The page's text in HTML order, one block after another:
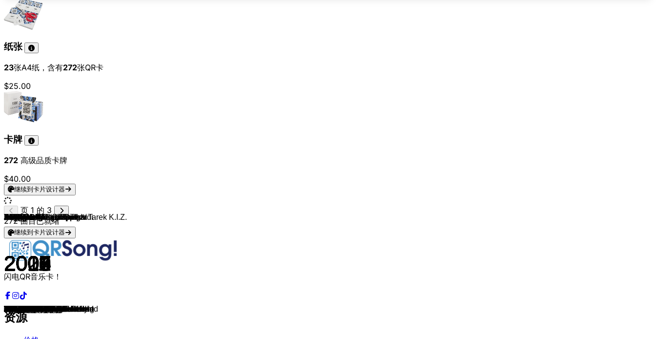
纸张
23张A4纸，含有272张QR卡
$25.00
卡牌
272 高级品质卡牌
$40.00
继续到卡片设计器
SSIO
2015
Nullkommaneun
SSIO
2016
Halb Mensch, halb Nase
SSIO
2013
Der Kanalreiniger
Kay One, Pietro Lombardi
2017
Senorita
Bushido, Sido & B-Tight
2003
Aggro Teil 2
Shindy
2016
ROLI
Kollegah
2005
Showtime
Kollegah
2007
Kuck auf die Goldkette
Kollegah
2005
Angeberprollrap Freestyle
Kollegah
2011
Jetlag
Kollegah
2011
Business Paris
Kollegah
2011
Kobrakopf
Kollegah
2011
Flex, Sluts, Rock'n Roll
Kollegah
2011
Bossaura
Kollegah
2013
Steroid Rap
Kollegah ft. Slick One & Tarek K.I.Z.
2007
Ein Junge weint hier nicht
Kollegah
2010
Discospeed
Kollegah
2011
44er Bizeps
Kollegah
2010
Bosshafte Weihnachten
Kollegah
2009
Angeberprollrap 2
Kollegah
2006
Boss der Bosse
Kollegah
2006
Rauch
Kollegah
2017
Rap wieder Rap
Farid Bang
2012
Irgendwann
Farid Bang
2012
Ich bin drauf
Farid Bang
2010
Es ist soweit
Farid Bang
2010
Gangsta Musik
Farid Bang
2019
#niemalsantäuschen
Eko Fresh
2010
Bitte Spitte 2010
Farid Bang
2023
FREITAG DER 13.
Kollegah
2015
Pitbulls & AKs
Kollegah
2008
Gangsterarroganz
Bushido
2004
Wenn wir kommen
Bushido
2004
Electro Ghetto
Bushido
2010
Zeiten ändern sich
Bushido
2007
Reich mir nicht deine Hand
Bushido
2007
Alles verloren
Bushido
2010
Vergeben & Vergessen
Bushido
2010
Battle on the Rockz
Sido
2008
Halt dein Maul
Sido
2008
Pack schlägt sich
Sido
2008
Nein!
Bushido
2005
Endgegner
Bushido
2009
Carlo Cokxxx Flashback
Bushido
2008
Highlife
Bushido
2008
Ching Ching
Bushido ft. Karel Gott
2008
Für immer jung
Sido
2006
Goldjunge
Sido
2006
Strassenjunge
Sido
2006
Ihr habt uns so gemacht
Sido
2006
Mein Testament
Sido
2006
Ich bin ein Rapper
Deine Lieblingsrapper
2005
Gib mir die Flasche
Deine Lieblingsrapper
2005
Steh wieder auf
Deine Lieblingsrapper
2005
Wir bewahren die Haltung
Sido
2004
Steig ein!
Sido
2004
Mein Block
Sido
2005
Mama ist stolz
Sido & Olli Banjo
2005
Taxi
Sido
2004
Fuffies Im Club
Sido
2008
Augen auf
Sido (feat. Adel Tawil)
2010
Der Himmel soll warten
Sido & Andreas Bourani
2015
Astronaut
Sido & Dillon Cooper
2015
Ackan
Sido
2012
Bilder im Kopf
Sido
2003
Weihnachtssong
Sido
2008
Carmen
B-Tight
2002
Der Neger
B-Tight
2007
Neger Neger
B-Tight
2007
Ich bins
B-Tight ft. Frauenarzt
2006
X-tasy
Fler
2004
Neue Deutsche Welle
Sido
2006
AGGRO Teil4
Sido
2004
Meine Kette
A.I.D.S.
2006
Soo Cool
Sido
2006
Wodka & Bacardi
B-Tight
2007
Der Coolste
A.I.D.S.
2006
Westberlin
B-Tight
2007
Der Coolste
Kitty Kat
2008
5 krasse Rapper
Tony D
2008
Hundert Metaz
Sido
2002
Arschficksong
Kay One
2010
Style & das Geld
Kay One
2010
Ich brech die Herzen
Kay One
2017
Louis Louis
Kay One
2012
Rain on You
Kay One
2012
Sportsfreund
Kay One
2012
P1
Kay One
2012
Reich & schön
Kay One
2013
Keep Calm
Kay One
2014
Pushen
Kay One
2014
Helal Money
KC Rebell
2013
Anhörung
KC Rebell
2012
Bounce
Summer Cem
2012
Immer noch hier
XATAR
2015
Pääh
XATAR
2015
Original
XATAR
2015
Baba aller Babas im Land
XATAR
2015
Mein Mantel
XATAR
2012
Interpol.com
页 1 的 3
272曲目已就绪
继续到卡片设计器
闪电QR音乐卡！
资源